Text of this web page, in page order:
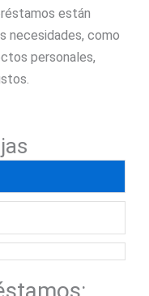
están
necesidades, como
personales,